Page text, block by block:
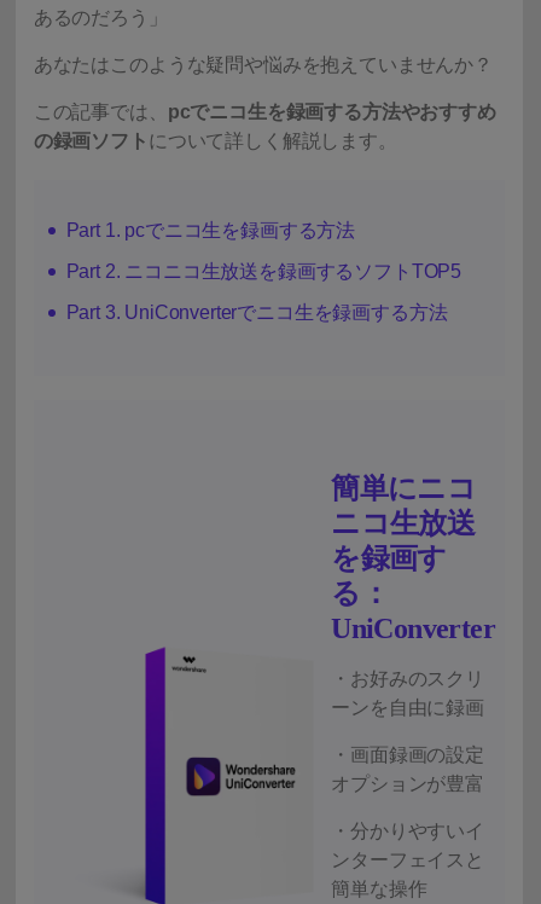
あるのだろう」
あなたはこのような疑問や悩みを抱えていませんか？
この記事では、 pcでニコ生を録画する方法やおすすめ
の録画ソフト について詳しく解説します。
Part 1. pcでニコ生を録画する方法
Part 2. ニコニコ生放送を録画するソフトTOP5
Part 3. UniConverterでニコ生を録画する方法
簡単にニコ
ニコ生放送
を録画す
る：
UniConverter
・お好みのスクリ
ーンを自由に録画
・画面録画の設定
オプションが豊富
・分かりやすいイ
ンターフェイスと
簡単な操作